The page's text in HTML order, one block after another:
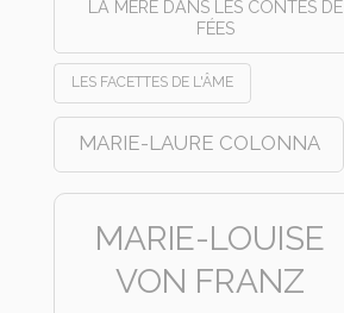
LA MÈRE DANS LES CONTES DE
FÉES
LES FACETTES DE L'ÂME
MARIE-LAURE COLONNA
MARIE-LOUISE
VON FRANZ